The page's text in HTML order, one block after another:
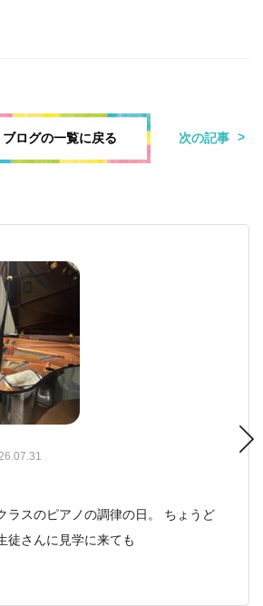
ブログの一覧に戻る 次の記事
ラスのピアノの調律の日。 ちょうど
徒さんに見学に来ても
プレプチ
ピアノクラス 2024.01.01
よろしく2024
げた造形教室「アトリエぱお」は、早
ラス
ラス
2023.12.31
2024年も進化していきま
員さんへのお知らせ
発表会 プログラムができま
のプログラムができました。 西洋音
時代の
ラスの発表会♪
雅子です。こんにちは。 もうすぐピ
です。 ピアノを